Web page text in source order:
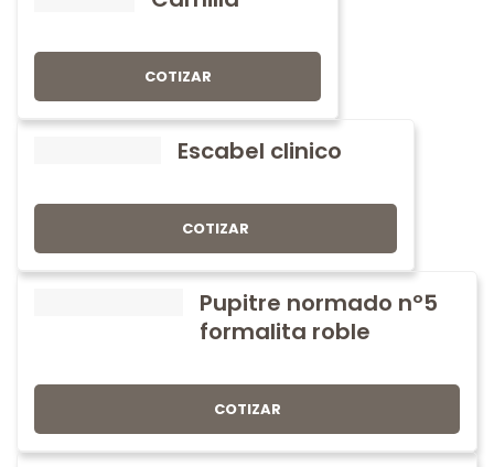
COTIZAR
Escabel clinico
COTIZAR
Pupitre normado nº5
formalita roble
COTIZAR